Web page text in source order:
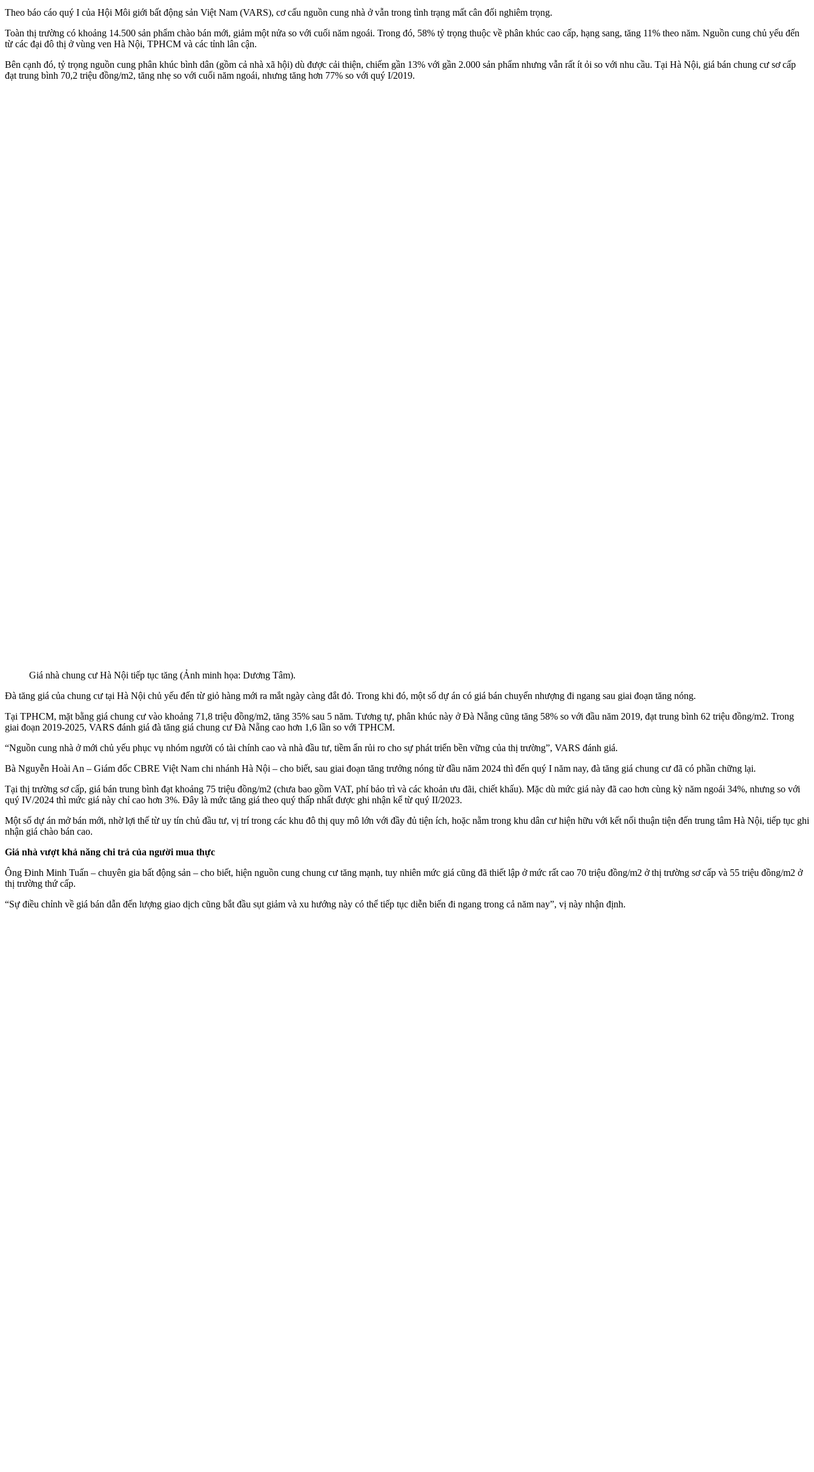
Theo báo cáo quý I của Hội Môi giới bất động sản Việt Nam (VARS), cơ cấu nguồn cung nhà ở vẫn trong tình trạng mất cân đối nghiêm trọng.
Toàn thị trường có khoảng 14.500 sản phẩm chào bán mới, giảm một nửa so với cuối năm ngoái. Trong đó, 58% tỷ trọng thuộc về phân khúc cao cấp, hạng sang, tăng 11% theo năm. Nguồn cung chủ yếu đến
từ các đại đô thị ở vùng ven Hà Nội, TPHCM và các tỉnh lân cận.
Bên cạnh đó, tỷ trọng nguồn cung phân khúc bình dân (gồm cả nhà xã hội) dù được cải thiện, chiếm gần 13% với gần 2.000 sản phẩm nhưng vẫn rất ít ỏi so với nhu cầu. Tại Hà Nội, giá bán chung cư sơ cấp
đạt trung bình 70,2 triệu đồng/m2, tăng nhẹ so với cuối năm ngoái, nhưng tăng hơn 77% so với quý I/2019.
Giá nhà chung cư Hà Nội tiếp tục tăng (Ảnh minh họa: Dương Tâm).
Đà tăng giá của chung cư tại Hà Nội chủ yếu đến từ giỏ hàng mới ra mắt ngày càng đắt đỏ. Trong khi đó, một số dự án có giá bán chuyển nhượng đi ngang sau giai đoạn tăng nóng.
Tại TPHCM, mặt bằng giá chung cư vào khoảng 71,8 triệu đồng/m2, tăng 35% sau 5 năm. Tương tự, phân khúc này ở Đà Nẵng cũng tăng 58% so với đầu năm 2019, đạt trung bình 62 triệu đồng/m2. Trong
giai đoạn 2019-2025, VARS đánh giá đà tăng giá chung cư Đà Nẵng cao hơn 1,6 lần so với TPHCM.
“Nguồn cung nhà ở mới chủ yếu phục vụ nhóm người có tài chính cao và nhà đầu tư, tiềm ẩn rủi ro cho sự phát triển bền vững của thị trường”, VARS đánh giá.
Bà Nguyễn Hoài An – Giám đốc CBRE Việt Nam chi nhánh Hà Nội – cho biết, sau giai đoạn tăng trưởng nóng từ đầu năm 2024 thì đến quý I năm nay, đà tăng giá chung cư đã có phần chững lại.
Tại thị trường sơ cấp, giá bán trung bình đạt khoảng 75 triệu đồng/m2 (chưa bao gồm VAT, phí bảo trì và các khoản ưu đãi, chiết khấu). Mặc dù mức giá này đã cao hơn cùng kỳ năm ngoái 34%, nhưng so với
quý IV/2024 thì mức giá này chỉ cao hơn 3%. Đây là mức tăng giá theo quý thấp nhất được ghi nhận kể từ quý II/2023.
Một số dự án mở bán mới, nhờ lợi thế từ uy tín chủ đầu tư, vị trí trong các khu đô thị quy mô lớn với đầy đủ tiện ích, hoặc nằm trong khu dân cư hiện hữu với kết nối thuận tiện đến trung tâm Hà Nội, tiếp tục ghi
nhận giá chào bán cao.
Giá nhà vượt khả năng chi trả của người mua thực
Ông Đinh Minh Tuấn – chuyên gia bất động sản – cho biết, hiện nguồn cung chung cư tăng mạnh, tuy nhiên mức giá cũng đã thiết lập ở mức rất cao 70 triệu đồng/m2 ở thị trường sơ cấp và 55 triệu đồng/m2 ở
thị trường thứ cấp.
“Sự điều chỉnh về giá bán dẫn đến lượng giao dịch cũng bắt đầu sụt giảm và xu hướng này có thể tiếp tục diễn biến đi ngang trong cả năm nay”, vị này nhận định.